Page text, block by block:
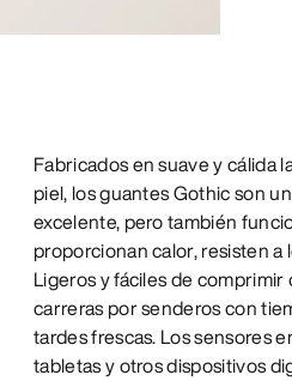
Fabricados en suave y cálida
piel, los guantes Gothic son
excelente, pero también
proporcionan calor, resisten a
Ligeros y fáciles de
carreras por senderos con
tardes frescas. Los sensores
tabletas y otros dispositivos